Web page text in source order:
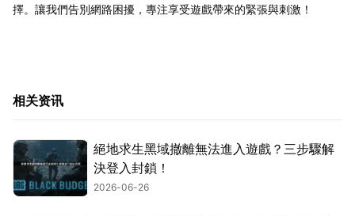
擇。讓我們告別網路困擾，專注享受遊戲帶來的緊張與刺激！
相关资讯
絕地求生黑域撤離無法進入遊戲？三步驟解
決登入封鎖！
2026-06-26